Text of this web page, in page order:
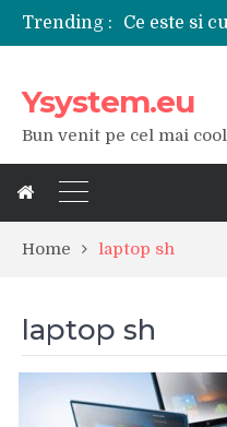
Trending :
Ysystem.eu
Bun venit pe cel mai
Home laptop sh
laptop sh